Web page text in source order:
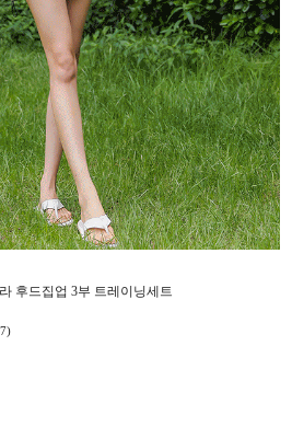
후드집업 3부 트레이닝세트